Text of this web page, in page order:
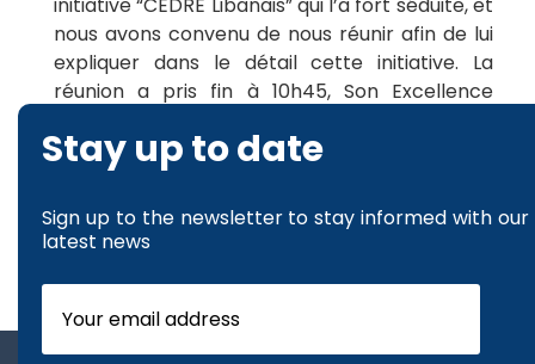
nous avons convenu de nous réunir afin de lui
expliquer dans le détail cette initiative. La
réunion a pris fin à 10h45, Son Excellence
la Commission des Finances.
Stay up to date
Sign up to the newsletter to stay informed with our
latest news